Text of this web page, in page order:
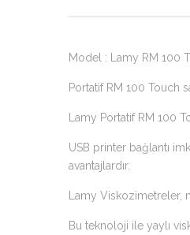
Model : Lamy RM 100
Portatif RM 100 Touch
Lamy Portatif RM 100
USB printer bağlantı
avantajlardır.
Lamy Viskozimetreler,
Bu teknoloji ile yaylı